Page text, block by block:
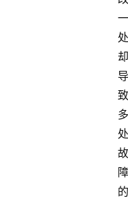
一
处
却
导
致
多
处
故
障
的